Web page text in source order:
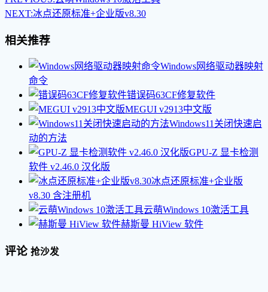
NEXT:冰点还原标准+企业版v8.30
相关推荐
Windows网络驱动器映射
命令
错误码63CF修复软件
MEGUI v2913中文版
Windows11关闭快速启
动的方法
GPU-Z 显卡检测
软件 v2.46.0 汉化版
冰点还原标准+企业版
v8.30 含注册机
云萌Windows 10激活工具
赫斯曼 HiView 软件
评论 抢沙发